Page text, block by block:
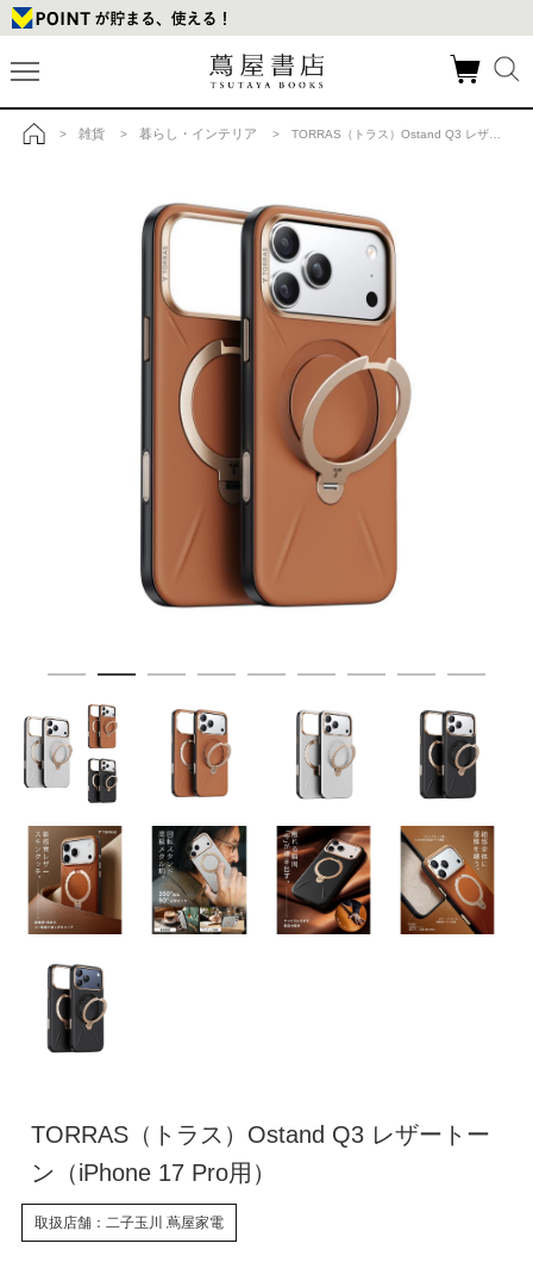
> 雑貨 > 暮らし・インテリア > TORRAS（トラス）Ostand Q3 レザートーン（iPhone 17 Pro用）の商品詳細
TORRAS（トラス）Ostand Q3 レザートー
ン（iPhone 17 Pro用）
取扱店舗：二子玉川 蔦屋家電